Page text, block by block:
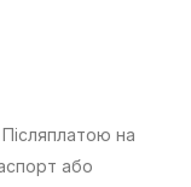
Післяплатою на
або